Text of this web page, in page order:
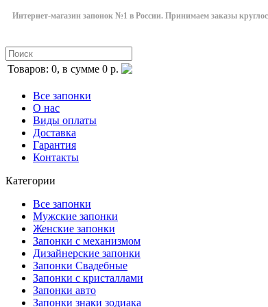
Интернет-магазин запонок №1 в России. Принимаем заказы
Товаров: 0, в сумме 0 р.
Все запонки
О нас
Виды оплаты
Доставка
Гарантия
Контакты
Категории
Все запонки
Мужские запонки
Женские запонки
Запонки с механизмом
Дизайнерские запонки
Запонки Свадебные
Запонки с кристаллами
Запонки авто
Запонки знаки зодиака